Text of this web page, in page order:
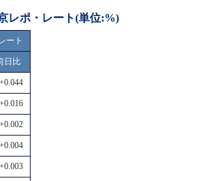
レポ・レート(単位:%)
ート
日比
+0.044
+0.016
+0.002
+0.004
+0.003